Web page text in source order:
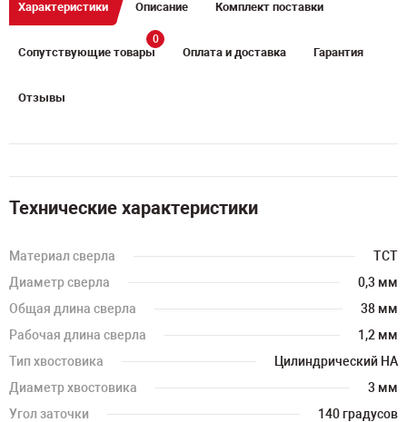
Характеристики Описание Комплект поставки
Сопутствующие товары
0
Оплата и доставка Гарантия
Отзывы
Технические характеристики
Материал сверла
TCT
Диаметр сверла
0,3 мм
Общая длина сверла
38 мм
Рабочая длина сверла
1,2 мм
Тип хвостовика
Цилиндрический HA
Диаметр хвостовика
3 мм
Угол заточки
140 градусов